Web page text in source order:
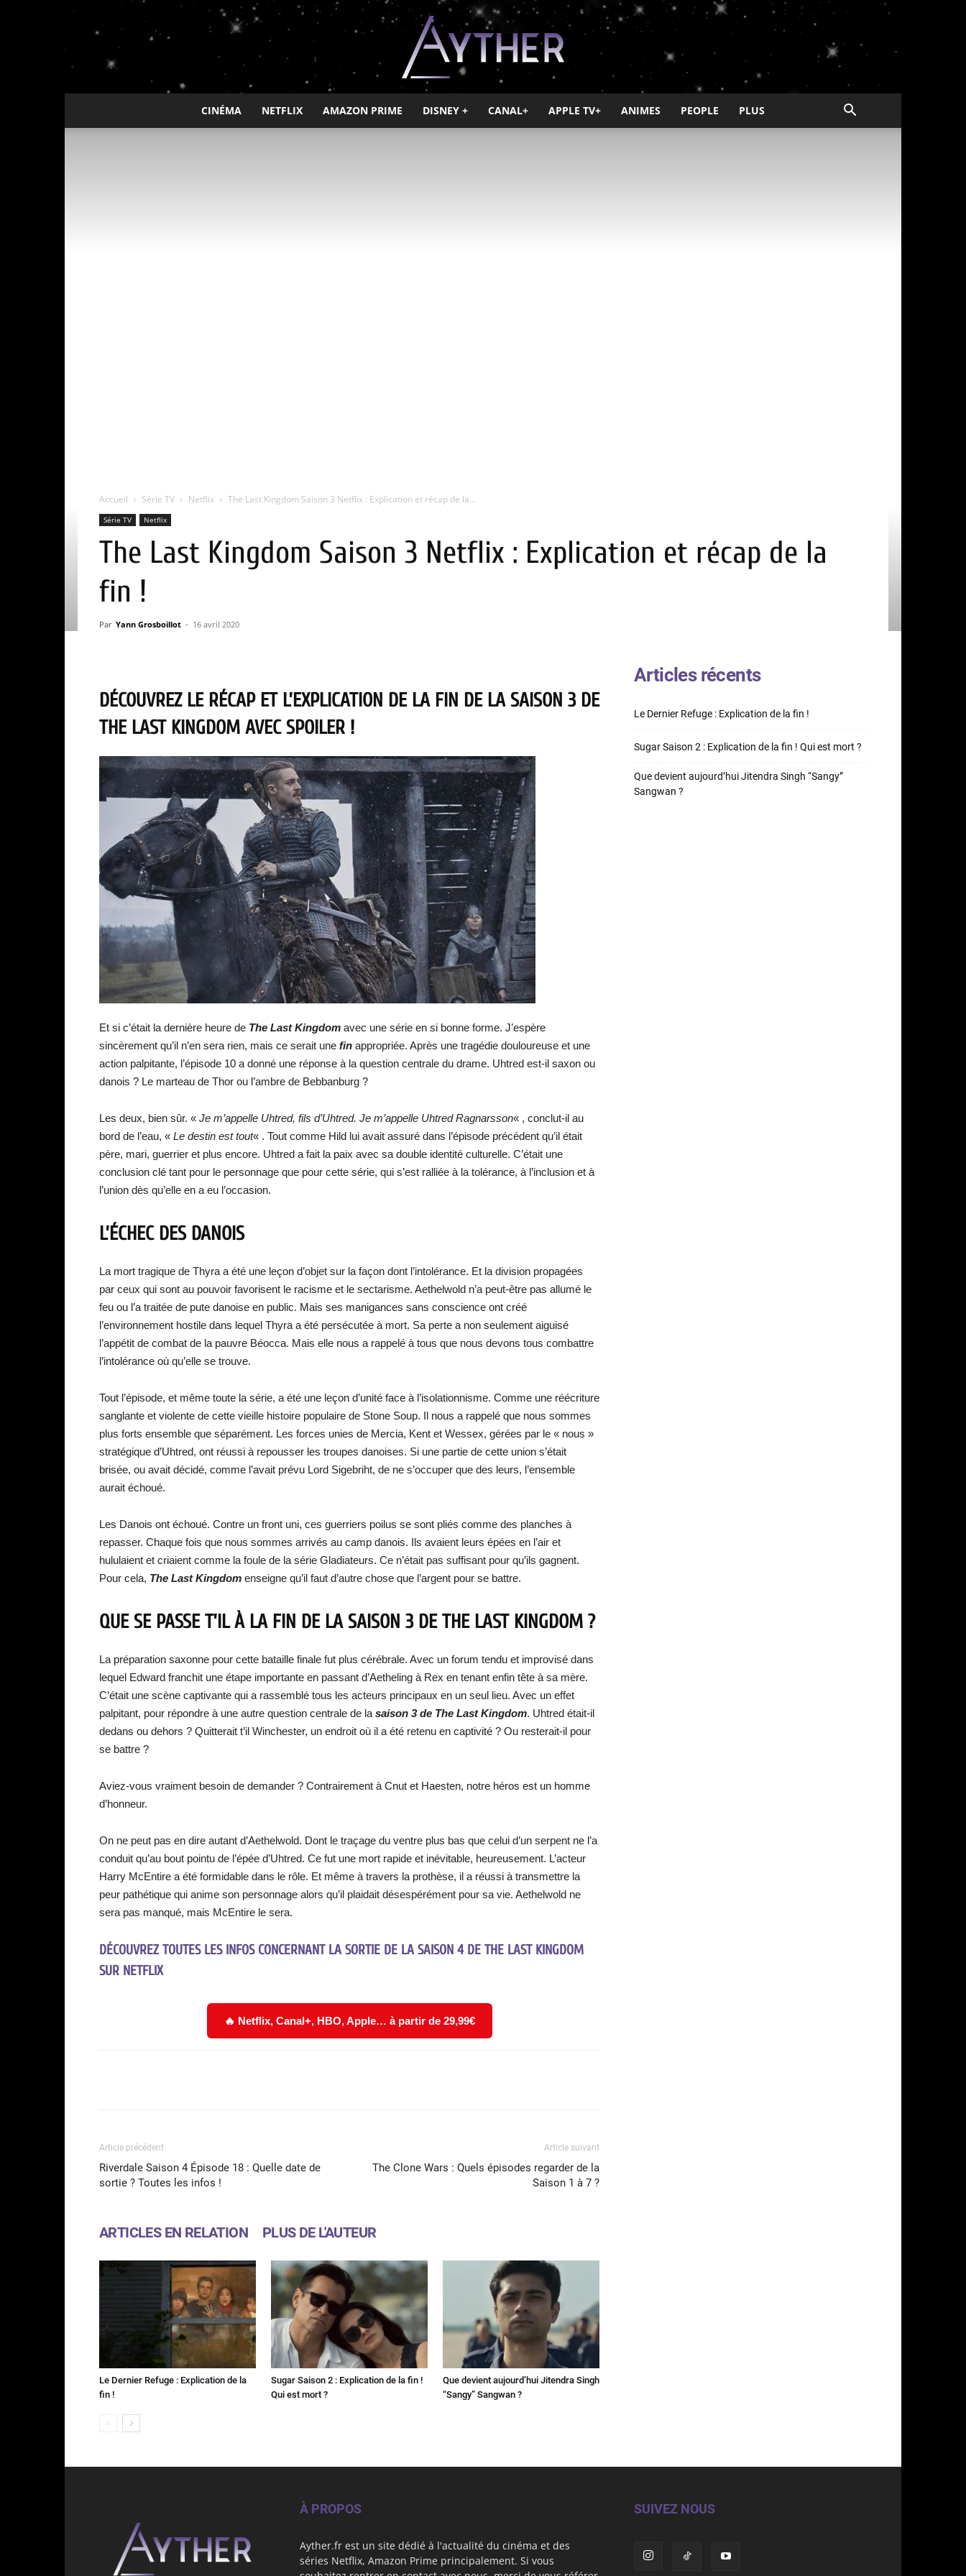
Ayther
CINÉMA NETFLIX AMAZON PRIME DISNEY + CANAL+ APPLE TV+ ANIMES PEOPLE PLUS
Accueil Série TV Netflix The Last Kingdom Saison 3 Netflix : Explication et récap de la...
Série TV Netflix
The Last Kingdom Saison 3 Netflix : Explication et récap de la
fin !
Par Yann Grosboillot - 16 avril 2020
DÉCOUVREZ LE RÉCAP ET L’EXPLICATION DE LA FIN DE LA SAISON 3 DE
THE LAST KINGDOM AVEC SPOILER !
Et si c’était la dernière heure de The Last Kingdom avec une série en si bonne forme. J’espère
sincèrement qu’il n’en sera rien, mais ce serait une fin appropriée. Après une tragédie douloureuse et une
action palpitante, l’épisode 10 a donné une réponse à la question centrale du drame. Uhtred est-il saxon ou
danois ? Le marteau de Thor ou l’ambre de Bebbanburg ?
Les deux, bien sûr. « Je m’appelle Uhtred, fils d’Uhtred. Je m’appelle Uhtred Ragnarsson« , conclut-il au
bord de l’eau, « Le destin est tout« . Tout comme Hild lui avait assuré dans l’épisode précédent qu’il était
père, mari, guerrier et plus encore. Uhtred a fait la paix avec sa double identité culturelle. C’était une
conclusion clé tant pour le personnage que pour cette série, qui s’est ralliée à la tolérance, à l’inclusion et à
l’union dès qu’elle en a eu l’occasion.
L’ÉCHEC DES DANOIS
La mort tragique de Thyra a été une leçon d’objet sur la façon dont l’intolérance. Et la division propagées
par ceux qui sont au pouvoir favorisent le racisme et le sectarisme. Aethelwold n’a peut-être pas allumé le
feu ou l’a traitée de pute danoise en public. Mais ses manigances sans conscience ont créé
l’environnement hostile dans lequel Thyra a été persécutée à mort. Sa perte a non seulement aiguisé
l’appétit de combat de la pauvre Béocca. Mais elle nous a rappelé à tous que nous devons tous combattre
l’intolérance où qu’elle se trouve.
Tout l’épisode, et même toute la série, a été une leçon d’unité face à l’isolationnisme. Comme une réécriture
sanglante et violente de cette vieille histoire populaire de Stone Soup. Il nous a rappelé que nous sommes
plus forts ensemble que séparément. Les forces unies de Mercia, Kent et Wessex, gérées par le « nous »
stratégique d’Uhtred, ont réussi à repousser les troupes danoises. Si une partie de cette union s’était
brisée, ou avait décidé, comme l’avait prévu Lord Sigebriht, de ne s’occuper que des leurs, l’ensemble
aurait échoué.
Les Danois ont échoué. Contre un front uni, ces guerriers poilus se sont pliés comme des planches à
repasser. Chaque fois que nous sommes arrivés au camp danois. Ils avaient leurs épées en l’air et
hululaient et criaient comme la foule de la série Gladiateurs. Ce n’était pas suffisant pour qu’ils gagnent.
Pour cela, The Last Kingdom enseigne qu’il faut d’autre chose que l’argent pour se battre.
QUE SE PASSE T’IL À LA FIN DE LA SAISON 3 DE THE LAST KINGDOM ?
La préparation saxonne pour cette bataille finale fut plus cérébrale. Avec un forum tendu et improvisé dans
lequel Edward franchit une étape importante en passant d’Aetheling à Rex en tenant enfin tête à sa mère.
C’était une scène captivante qui a rassemblé tous les acteurs principaux en un seul lieu. Avec un effet
palpitant, pour répondre à une autre question centrale de la saison 3 de The Last Kingdom. Uhtred était-il
dedans ou dehors ? Quitterait t’il Winchester, un endroit où il a été retenu en captivité ? Ou resterait-il pour
se battre ?
Aviez-vous vraiment besoin de demander ? Contrairement à Cnut et Haesten, notre héros est un homme
d’honneur.
On ne peut pas en dire autant d’Aethelwold. Dont le traçage du ventre plus bas que celui d’un serpent ne l’a
conduit qu’au bout pointu de l’épée d’Uhtred. Ce fut une mort rapide et inévitable, heureusement. L’acteur
Harry McEntire a été formidable dans le rôle. Et même à travers la prothèse, il a réussi à transmettre la
peur pathétique qui anime son personnage alors qu’il plaidait désespérément pour sa vie. Aethelwold ne
sera pas manqué, mais McEntire le sera.
DÉCOUVREZ TOUTES LES INFOS CONCERNANT LA SORTIE DE LA SAISON 4 DE THE LAST KINGDOM
SUR NETFLIX
🔥 Netflix, Canal+, HBO, Apple… à partir de 29,99€
Article précédent
Riverdale Saison 4 Épisode 18 : Quelle date de
sortie ? Toutes les infos !
Article suivant
The Clone Wars : Quels épisodes regarder de la
Saison 1 à 7 ?
ARTICLES EN RELATION PLUS DE L'AUTEUR
Le Dernier Refuge : Explication de la
fin !
Sugar Saison 2 : Explication de la fin !
Qui est mort ?
Que devient aujourd’hui Jitendra Singh
“Sangy” Sangwan ?
Articles récents
Le Dernier Refuge : Explication de la fin !
Sugar Saison 2 : Explication de la fin ! Qui est mort ?
Que devient aujourd’hui Jitendra Singh “Sangy”
Sangwan ?
À PROPOS
Ayther.fr est un site dédié à l'actualité du cinéma et des
séries Netflix, Amazon Prime principalement. Si vous
SUIVEZ NOUS